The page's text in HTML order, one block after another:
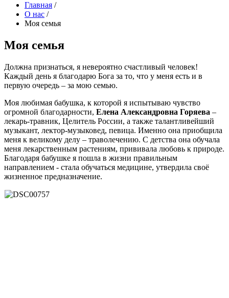
Главная /
О нас /
Моя семья
Моя семья
Должна признаться, я невероятно счастливый человек!
Каждый день я благодарю Бога за то, что у меня есть и в
первую очередь – за мою семью.
Моя любимая бабушка, к которой я испытываю чувство
огромной благодарности, Елена Александровна Горяева –
лекарь-травник, Целитель России, а также талантливейший
музыкант, лектор-музыковед, певица. Именно она приобщила
меня к великому делу – траволечению. С детства она обучала
меня лекарственным растениям, прививала любовь к природе.
Благодаря бабушке я пошла в жизни правильным
направлением - стала обучаться медицине, утвердила своё
жизненное предназначение.